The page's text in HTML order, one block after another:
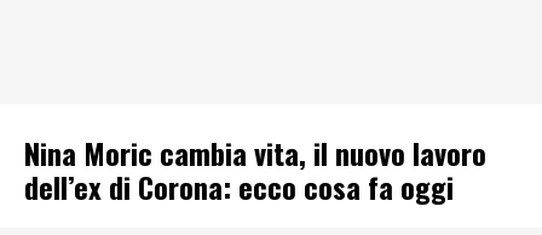
Nina Moric cambia vita, il nuovo lavoro
dell’ex di Corona: ecco cosa fa oggi